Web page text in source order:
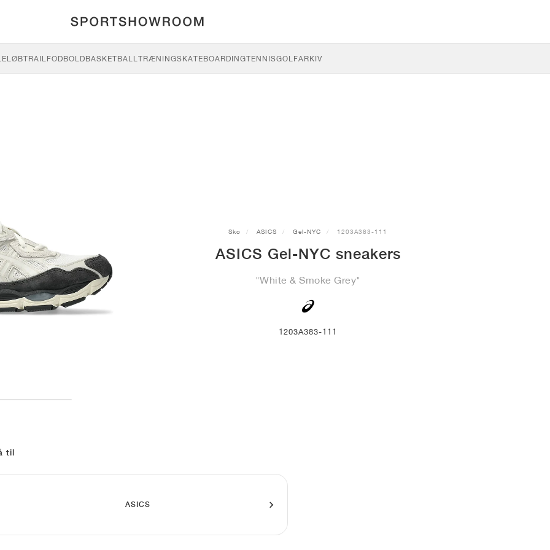
LØBTRAILFODBOLDBASKETBALLTRÆNINGSKATEBOARDINGTENNISGOLFARKIV
Sko ASICS Gel-NYC 1203A383-111
ASICS Gel-NYC sneakers
"White & Smoke Grey"
1203A383-111
til
ASICS